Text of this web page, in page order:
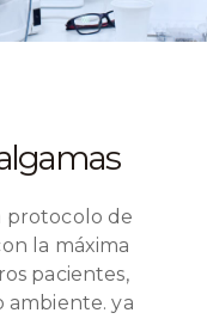
protocolo de
la máxima
pacientes,
ambiente. ya